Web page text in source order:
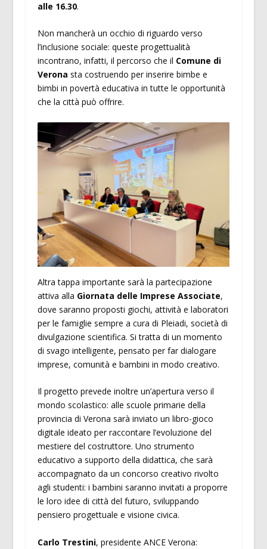
alle 16.30.
Non mancherà un occhio di riguardo verso
l’inclusione sociale: queste progettualità
incontrano, infatti, il percorso che il Comune di
Verona sta costruendo per inserire bimbe e
bimbi in povertà educativa in tutte le opportunità
che la città può offrire.
Altra tappa importante sarà la partecipazione
attiva alla Giornata delle Imprese Associate,
dove saranno proposti giochi, attività e laboratori
per le famiglie sempre a cura di Pleiadi, società di
divulgazione scientifica. Si tratta di un momento
di svago intelligente, pensato per far dialogare
imprese, comunità e bambini in modo creativo.
Il progetto prevede inoltre un’apertura verso il
mondo scolastico: alle scuole primarie della
provincia di Verona sarà inviato un libro-gioco
digitale ideato per raccontare l’evoluzione del
mestiere del costruttore. Uno strumento
educativo a supporto della didattica, che sarà
accompagnato da un concorso creativo rivolto
agli studenti: i bambini saranno invitati a proporre
le loro idee di città del futuro, sviluppando
pensiero progettuale e visione civica.
Carlo Trestini, presidente ANCE Verona: